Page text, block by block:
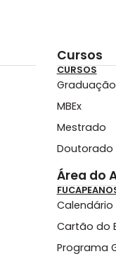
Cursos
CURSOS
Graduação
MBEx
Mestrado
Doutorado
Área do
Cartão do
Programa